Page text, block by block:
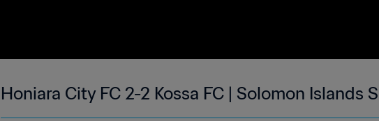
Honiara City FC 2-2 Kossa FC | Solomon Islands